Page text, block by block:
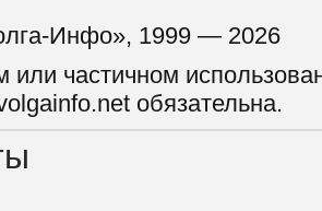
Инфо», 1999 — 2026
или частичном
обязательна.